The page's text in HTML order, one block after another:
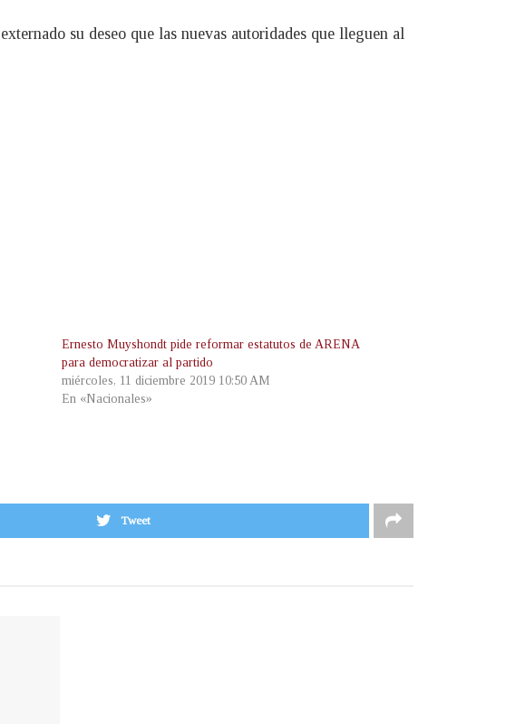
su deseo que las nuevas autoridades que lleguen al
Ernesto Muyshondt pide reformar estatutos de ARENA
para democratizar al partido
miércoles, 11 diciembre 2019 10:50 AM
En «Nacionales»
Tweet